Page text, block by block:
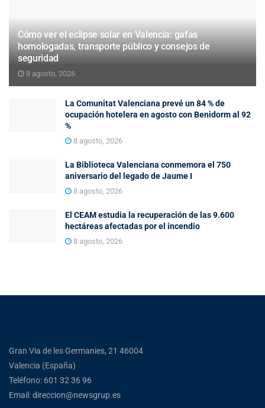
Cómo ver el eclipse solar en Valencia: gafas
homologadas, transporte público y consejos de
seguridad
8 agosto, 2026
La Comunitat Valenciana prevé un 84 % de
ocupación hotelera en agosto con Benidorm al 92
%
8 agosto, 2026
La Biblioteca Valenciana conmemora el 750
aniversario del legado de Jaume I
8 agosto, 2026
El CEAM estudia la recuperación de las 9.600
hectáreas afectadas por el incendio
8 agosto, 2026
Gran Via de les Germanies, 21 46004
Valencia (España)
Teléfono: 601 32 36 96
Email: direccion@newsgrup.es